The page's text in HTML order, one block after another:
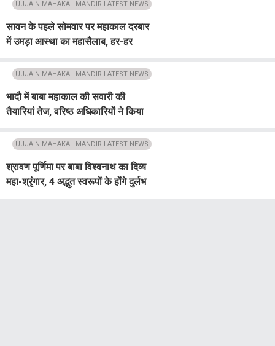
UJJAIN MAHAKAL MANDIR LATEST NEWS
सावन के पहले सोमवार पर महाकाल दरबार
में उमड़ा आस्था का महासैलाब, हर-हर
UJJAIN MAHAKAL MANDIR LATEST NEWS
भादौ में बाबा महाकाल की सवारी की
तैयारियां तेज, वरिष्ठ अधिकारियों ने किया
UJJAIN MAHAKAL MANDIR LATEST NEWS
श्रावण पूर्णिमा पर बाबा विश्वनाथ का दिव्य
महा-श्रृंगार, 4 अद्भुत स्वरूपों के होंगे दुर्लभ